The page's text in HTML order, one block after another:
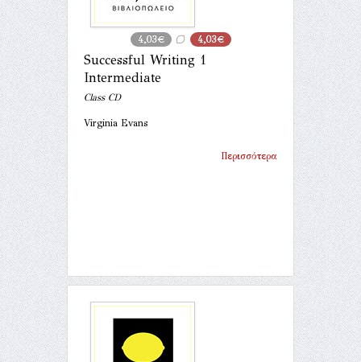
4,03€ 4,03€
Successful Writing 1
Intermediate
Class CD
Virginia Evans
Περισσότερα